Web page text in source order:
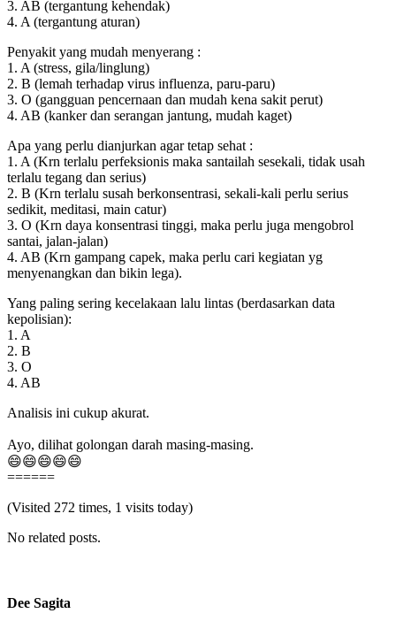
3. AB (tergantung kehendak)
4. A (tergantung aturan)
Penyakit yang mudah menyerang :
1. A (stress, gila/linglung)
2. B (lemah terhadap virus influenza, paru-paru)
3. O (gangguan pencernaan dan mudah kena sakit perut)
4. AB (kanker dan serangan jantung, mudah kaget)
Apa yang perlu dianjurkan agar tetap sehat :
1. A (Krn terlalu perfeksionis maka santailah sesekali, tidak usah
terlalu tegang dan serius)
2. B (Krn terlalu susah berkonsentrasi, sekali-kali perlu serius
sedikit, meditasi, main catur)
3. O (Krn daya konsentrasi tinggi, maka perlu juga mengobrol
santai, jalan-jalan)
4. AB (Krn gampang capek, maka perlu cari kegiatan yg
menyenangkan dan bikin lega).
Yang paling sering kecelakaan lalu lintas (berdasarkan data
kepolisian):
1. A
2. B
3. O
4. AB
Analisis ini cukup akurat.
Ayo, dilihat golongan darah masing-masing.
😄😄😄😄😄
======
(Visited 272 times, 1 visits today)
No related posts.
Dee Sagita